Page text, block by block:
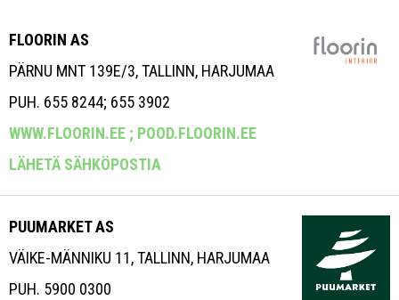
FLOORIN AS
PÄRNU MNT 139E/3, TALLINN, HARJUMAA
PUH. 655 8244; 655 3902
WWW.FLOORIN.EE ; POOD.FLOORIN.EE
LÄHETÄ SÄHKÖPOSTIA
PUUMARKET AS
VÄIKE-MÄNNIKU 11, TALLINN, HARJUMAA
PUH. 5900 0300